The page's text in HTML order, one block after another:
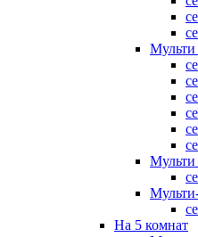
Мульти
Мульти
На 5 комнат